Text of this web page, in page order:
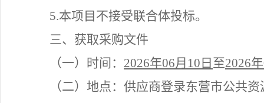
5.本项目不接受联合体投标。
三、获取采购文件
（一）
时间： 2026年06月 10 日 至2026年
（二） 地点：供应商登录东营市公共